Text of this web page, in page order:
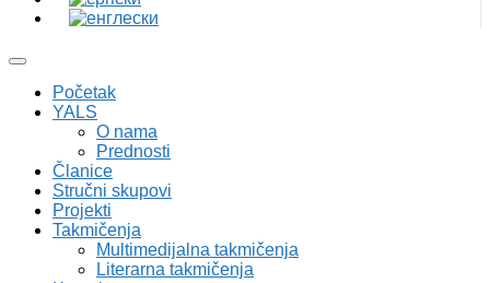
Početak
YALS
O nama
Prednosti
Članice
Stručni skupovi
Projekti
Takmičenja
Multimedijalna takmičenja
Literarna takmičenja